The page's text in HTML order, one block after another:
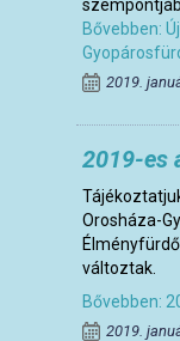
Bővebben:
2019.
2019-es
Orosháza-
változtak.
Bővebben:
2019.